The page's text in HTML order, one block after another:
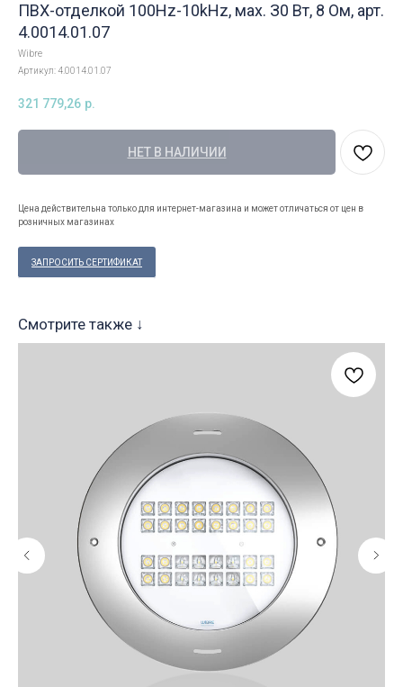
ПВХ-отделкой 100Hz-10kHz, мах. З0 Вт, 8 Ом, арт.
4.0014.01.07
Wibre
Артикул:4.0014.01.07
321 779,26 р.
НЕТ В НАЛИЧИИ
Цена действительна только для интернет-магазина и может отличаться от цен в
розничных магазинах
ЗАПРОСИТЬ СЕРТИФИКАТ
Смотрите также ↓